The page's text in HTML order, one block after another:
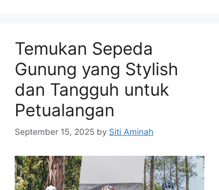
Temukan Sepeda
Gunung yang Stylish
dan Tangguh untuk
Petualangan
September 15, 2025 by Siti Aminah